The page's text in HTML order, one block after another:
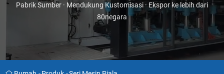
Pabrik Sumber · Mendukung Kustomisasi · Ekspor ke lebih dari
80negara